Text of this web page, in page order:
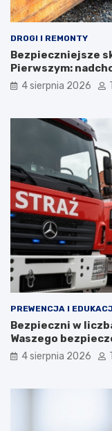
DROGI I REMONTY
Bezpieczniejsze
Pierwszym:
4 sierpnia 2026
PREWENCJA I
Bezpieczni w
Waszego
4 sierpnia 2026